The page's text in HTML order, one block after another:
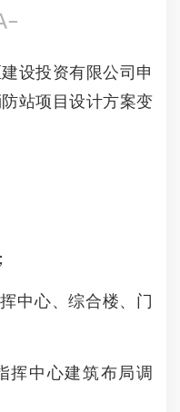
设投资有限公司申
站项目设计方案变
心、综合楼、门
中心建筑布局调